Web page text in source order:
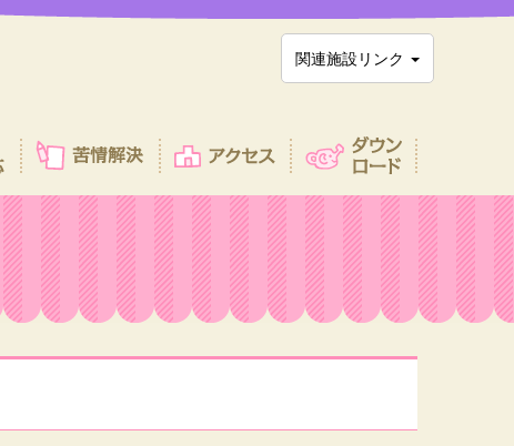
関連施設リンク